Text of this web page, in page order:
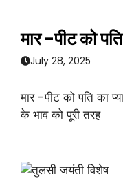
मार -पीट को
July 28, 2025
मार -पीट को पति का
के भाव को पूरी तरह